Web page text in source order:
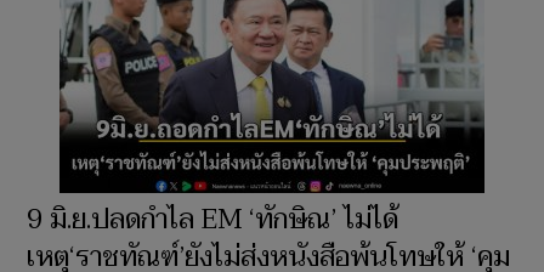
9 มิ.ย.ปลดกำไล EM ‘ทักษิณ’ ไม่ได้
เหตุ‘ราชทัณฑ์’ยังไม่ส่งหนังสือพ้นโทษให้ ‘คุม